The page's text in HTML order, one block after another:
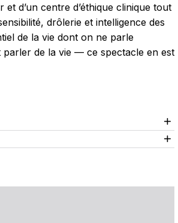
d’un centre d’éthique clinique tout
drôlerie et intelligence des
de la vie dont on ne parle
parler de la vie — ce spectacle en est